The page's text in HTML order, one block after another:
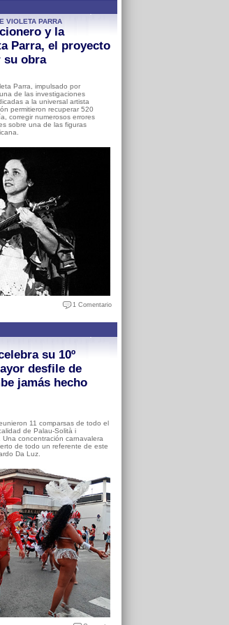
VIOLETA PARRA
y la
Parra, el proyecto
su obra
Parra, impulsado por
de las investigaciones
a la universal artista
permitieron recuperar 520
corregir numerosos errores
sobre una de las figuras
1 Comentario
su 10º
desfile de
jamás hecho
11 comparsas de todo el
de Palau-Solità i
concentración carnavalera
de todo un referente de este
Da Luz.